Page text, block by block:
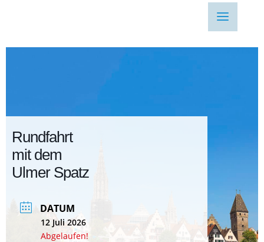
Rundfahrt
mit dem
Ulmer Spatz
DATUM
12 Juli 2026
Abgelaufen!